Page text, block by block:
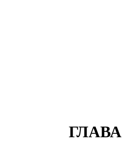
ГЛАВА